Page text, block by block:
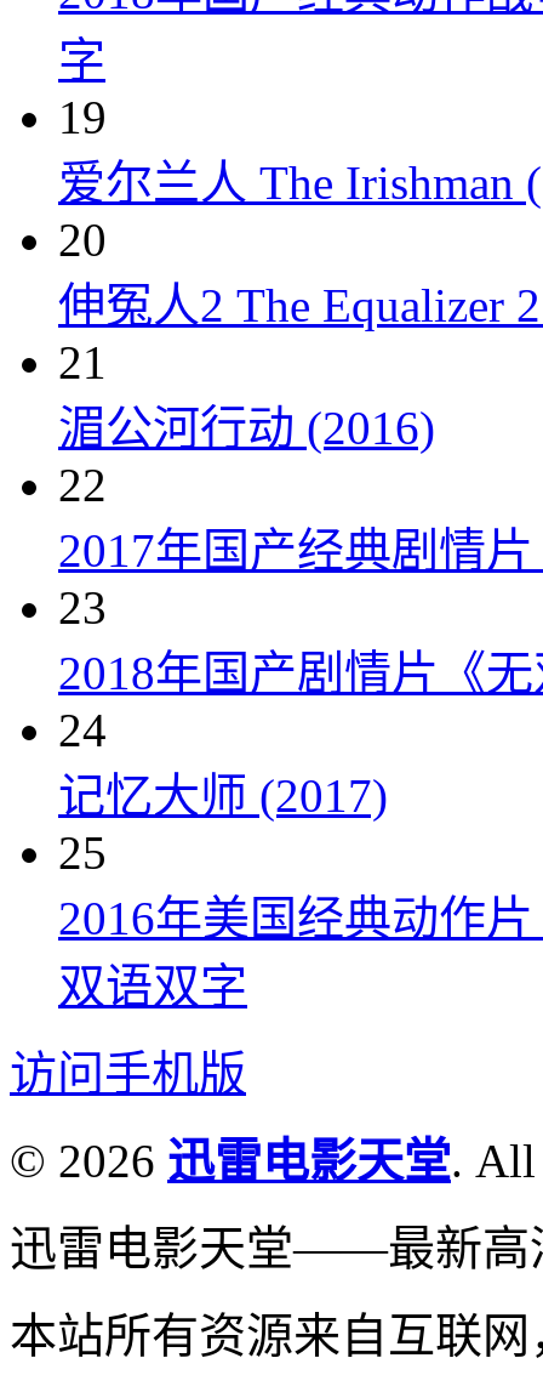
字
19
爱尔兰人 The Irishman
20
伸冤人2 The Equalizer
21
湄公河行动 (2016)
22
2017年国产经典剧情
23
2018年国产剧情片《
24
记忆大师 (2017)
25
2016年美国经典动作
双语双字
访问手机版
© 2026 迅雷电影天堂. All
迅雷电影天堂——最新高
本站所有资源来自互联